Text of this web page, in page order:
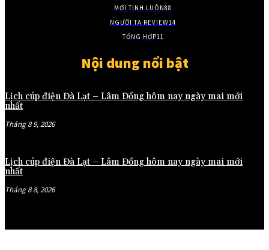
MỚI TINH LUÔN88
NGƯỜI TA REVIEW14
TỔNG HỢP11
Nội dung nổi bật
Lịch cúp điện Đà Lạt – Lâm Đồng hôm nay ngày mai mới
nhất
Tháng 8 9, 2026
Lịch cúp điện Đà Lạt – Lâm Đồng hôm nay ngày mai mới
nhất
Tháng 8 8, 2026